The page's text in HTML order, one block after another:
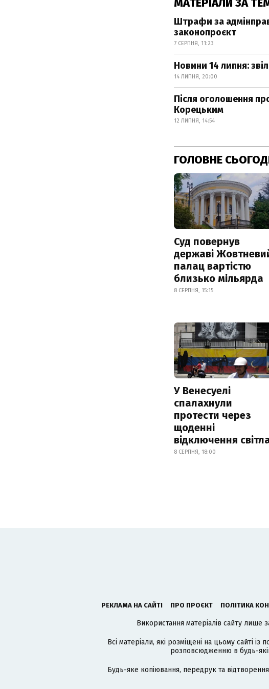
МАТЕРІАЛИ ЗА
Штрафи за
законопроєкт
7 СЕРПНЯ, 11:23
Новини 14 липня:
14 ЛИПНЯ, 20:00
Після оголошення
Корецьким
12 ЛИПНЯ, 14:54
ГОЛОВНЕ
Суд повернув
державі
палац вартістю
близько мільярда
8 СЕРПНЯ, 15:15
У Венесуелі
спалахнули
протести через
щоденні
відключення
8 СЕРПНЯ, 18:00
РЕКЛАМА НА САЙТІ ПРО ПРОЄКТ ПОЛІТИКА
Використання матеріалів сайту лише
Всі матеріали, які розміщені на цьому сайті із
розповсюдженню в будь-
Будь-яке копіювання, передрук та